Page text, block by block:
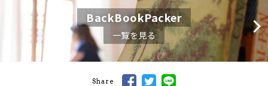
BackBookPacker
一覧を見る
Share